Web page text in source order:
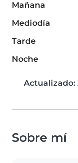
Mañana
Mediodía
Tarde
Noche
Actualizado:
Sobre mí